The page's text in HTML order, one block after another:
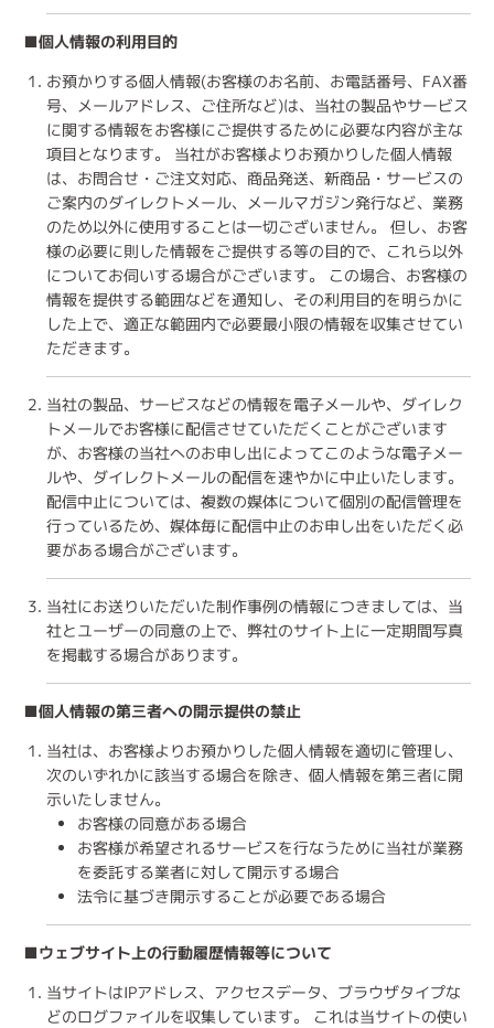
■個人情報の利用目的
お預かりする個人情報(お客様のお名前、お電話番号、FAX番
号、メールアドレス、ご住所など)は、当社の製品やサービス
に関する情報をお客様にご提供するために必要な内容が主な
項目となります。 当社がお客様よりお預かりした個人情報
は、お問合せ・ご注文対応、商品発送、新商品・サービスの
ご案内のダイレクトメール、メールマガジン発行など、業務
のため以外に使用することは一切ございません。 但し、お客
様の必要に則した情報をご提供する等の目的で、これら以外
についてお伺いする場合がございます。 この場合、お客様の
情報を提供する範囲などを通知し、その利用目的を明らかに
した上で、適正な範囲内で必要最小限の情報を収集させてい
ただきます。
当社の製品、サービスなどの情報を電子メールや、ダイレク
トメールでお客様に配信させていただくことがございます
が、お客様の当社へのお申し出によってこのような電子メー
ルや、ダイレクトメールの配信を速やかに中止いたします。
配信中止については、複数の媒体について個別の配信管理を
行っているため、媒体毎に配信中止のお申し出をいただく必
要がある場合がございます。
当社にお送りいただいた制作事例の情報につきましては、当
社とユーザーの同意の上で、弊社のサイト上に一定期間写真
を掲載する場合があります。
■個人情報の第三者への開示提供の禁止
当社は、お客様よりお預かりした個人情報を適切に管理し、
次のいずれかに該当する場合を除き、個人情報を第三者に開
示いたしません。
お客様の同意がある場合
お客様が希望されるサービスを行なうために当社が業務
を委託する業者に対して開示する場合
法令に基づき開示することが必要である場合
■ウェブサイト上の行動履歴情報等について
当サイトはIPアドレス、アクセスデータ、ブラウザタイプな
どのログファイルを収集しています。 これは当サイトの使い